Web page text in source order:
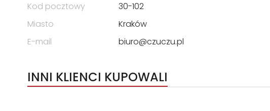
Kod pocztowy
30-102
Miasto
Kraków
E-mail
biuro@czuczu.pl
INNI KLIENCI KUPOWALI